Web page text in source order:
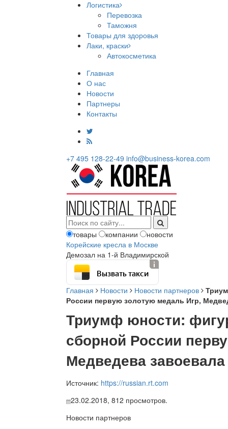
Логистика
Перевозка
Таможня
Товары для здоровья
Лаки, краски
Автокосметика
Главная
О нас
Новости
Партнеры
Контакты
+7 495 128-22-49 info@business-korea.com
товары компании
новости
Корейские кресла в Москве
Демозал на 1-й Владимирской
Вызвать такси
Главная Новости Новости партнеров
России первую золотую медаль Игр,
Триумф юности:
сборной России
Медведева
Источник: https://russian.rt.com
23.02.2018, 812 просмотров.
Новости партнеров